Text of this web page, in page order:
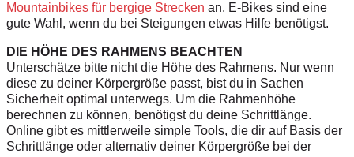
Mountainbikes für bergige Strecken an. E-Bikes sind eine
gute Wahl, wenn du bei Steigungen etwas Hilfe benötigst.
DIE HÖHE DES RAHMENS BEACHTEN
Unterschätze bitte nicht die Höhe des Rahmens. Nur wenn
diese zu deiner Körpergröße passt, bist du in Sachen
Sicherheit optimal unterwegs. Um die Rahmenhöhe
berechnen zu können, benötigst du deine Schrittlänge.
Online gibt es mittlerweile simple Tools, die dir auf Basis der
Schrittlänge oder alternativ deiner Körpergröße bei der